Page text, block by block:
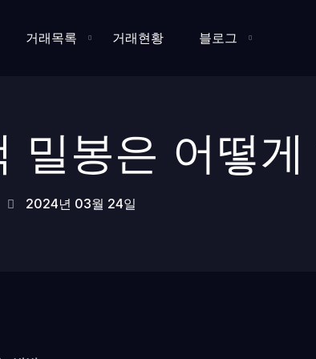
거래목록 거래현황 블로그
밀봉은 어떻
2024년 03월 24일